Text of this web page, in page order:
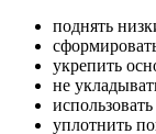
поднять
укрепить
не
уплотнить